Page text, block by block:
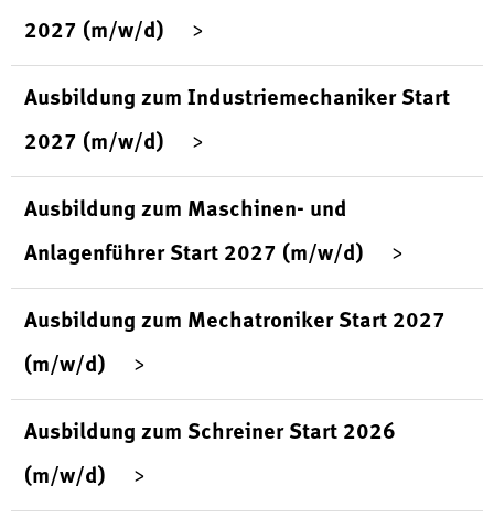
2027 (m/w/d)
Ausbildung zum Industriemechaniker Start
2027 (m/w/d)
Ausbildung zum Maschinen- und
Anlagenführer Start 2027 (m/w/d)
Ausbildung zum Mechatroniker Start 2027
(m/w/d)
Ausbildung zum Schreiner Start 2026
(m/w/d)